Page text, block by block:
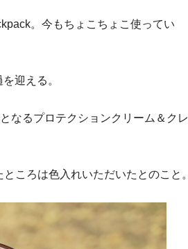
。今もちょこちょこ使ってい
迎える。
なるプロテクションクリーム＆クレ
ころは色入れいただいたとのこと。